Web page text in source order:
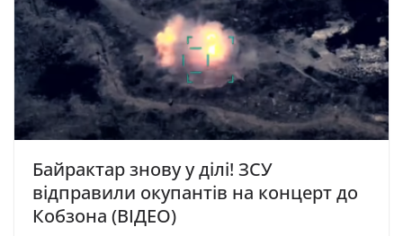
Байрактар знову у ділі! ЗСУ
відправили окупантів на концерт до
Кобзона (ВІДЕО)